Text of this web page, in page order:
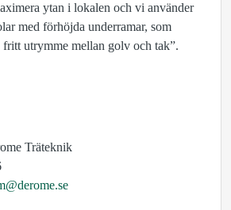
ytan i lokalen och vi använder
med förhöjda underramar, som
utrymme mellan golv och tak”.
Träteknik